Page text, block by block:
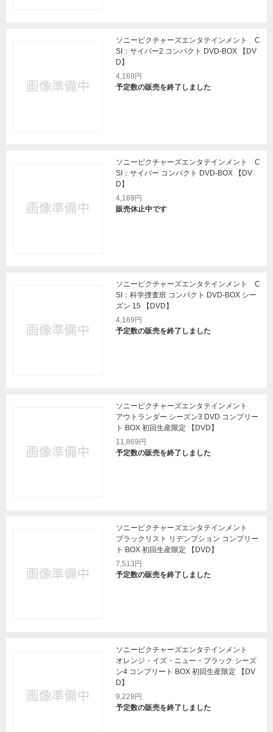
ソニーピクチャーズエンタテインメント C
SI：サイバー2 コンパクト DVD-BOX 【DV
D】
4,169円
予定数の販売を終了しました
ソニーピクチャーズエンタテインメント C
SI：サイバー コンパクト DVD-BOX 【DV
D】
4,169円
販売休止中です
ソニーピクチャーズエンタテインメント C
SI：科学捜査班 コンパクト DVD-BOX シー
ズン 15 【DVD】
4,169円
予定数の販売を終了しました
ソニーピクチャーズエンタテインメント
アウトランダー シーズン3 DVD コンプリー
ト BOX 初回生産限定 【DVD】
11,869円
予定数の販売を終了しました
ソニーピクチャーズエンタテインメント
ブラックリスト リデンプション コンプリー
ト BOX 初回生産限定 【DVD】
7,513円
予定数の販売を終了しました
ソニーピクチャーズエンタテインメント
オレンジ・イズ・ニュー・ブラック シーズ
ン4 コンプリート BOX 初回生産限定 【DV
D】
9,229円
予定数の販売を終了しました